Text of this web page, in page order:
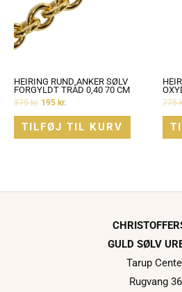
HEIRING RUND ANKER SØLV
FORGYLDT TRÅD 0,40 70 CM
375kr. 195 kr.
TILFØJ TIL KURV
775
GULD SØLV
Tarup
Rugvang 36